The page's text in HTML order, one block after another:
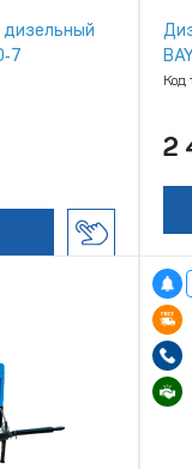
дизельный
Код
2